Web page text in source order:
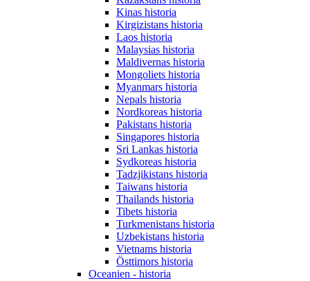
Kinas historia
Kirgizistans historia
Laos historia
Malaysias historia
Maldivernas historia
Mongoliets historia
Myanmars historia
Nepals historia
Nordkoreas historia
Pakistans historia
Singapores historia
Sri Lankas historia
Sydkoreas historia
Tadzjikistans historia
Taiwans historia
Thailands historia
Tibets historia
Turkmenistans historia
Uzbekistans historia
Vietnams historia
Östtimors historia
Oceanien - historia